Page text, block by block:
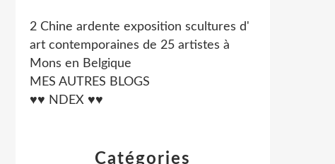
Catégories
2 Chine ardente exposition scultures d'
art contemporaines de 25 artistes à
Mons en Belgique
MES AUTRES BLOGS
♥♥ NDEX ♥♥